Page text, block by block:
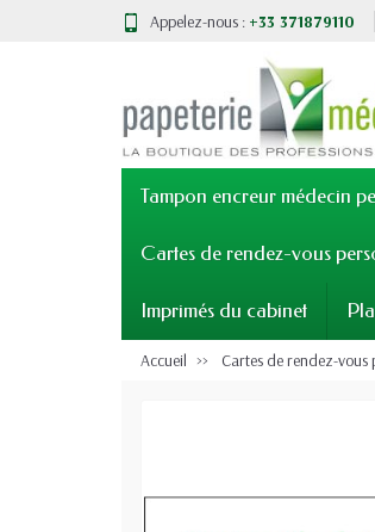
Appelez-nous : +33 371879110
Tampon encreur médecin
Cartes de rendez-vous
Imprimés du cabinet
Accueil Cartes de rendez-vous